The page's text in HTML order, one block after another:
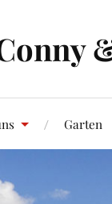
Garten